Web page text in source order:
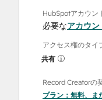
HubSpotアカウン
必要なアカウ
アクセス権のタイ
共有
Record Creatorの
プラン： 無料、ま